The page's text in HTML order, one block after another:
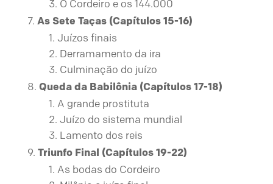
O Cordeiro e os 144.000
As Sete Taças (Capítulos 15-16)
Juízos finais
Derramamento da ira
Culminação do juízo
Queda da Babilônia (Capítulos 17-18)
A grande prostituta
Juízo do sistema mundial
Lamento dos reis
Triunfo Final (Capítulos 19-22)
As bodas do Cordeiro